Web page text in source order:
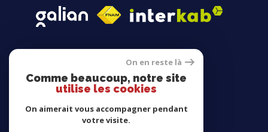
Avis clients
On en reste là
Comme beaucoup, notre site
utilise les cookies
On aimerait vous accompagner pendant
votre visite.